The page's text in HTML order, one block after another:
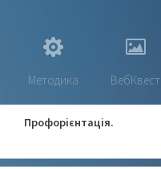
Методика ВебКвест
Профорієнтація.